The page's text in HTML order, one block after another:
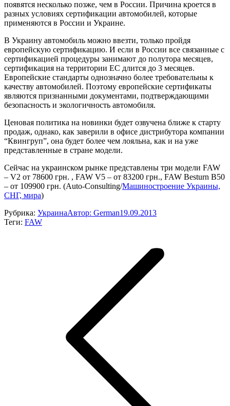
появятся несколько позже, чем в России. Причина кроется в
разных условиях сертификации автомобилей, которые
применяются в России и Украине.
В Украину автомобиль можно ввезти, только пройдя
европейскую сертификацию. И если в России все связанные с
сертификацией процедуры занимают до полутора месяцев,
сертификация на территории ЕС длится до 3 месяцев.
Европейские стандарты однозначно более требовательны к
качеству автомобилей. Поэтому европейские сертификаты
являются признанными документами, подтверждающими
безопасность и экологичность автомобиля.
Ценовая политика на новинки будет озвучена ближе к старту
продаж, однако, как заверили в офисе дистрибутора компании
“Квингруп”, она будет более чем лояльна, как и на уже
представленные в стране модели.
Сейчас на украинском рынке представлены три модели FAW
– V2 от 78600 грн. , FAW V5 – от 83200 грн., FAW Besturn B50
– от 109900 грн. (Auto-Consulting/Машиностроение Украины,
СНГ, мира)
Рубрика: УкраинаАвтор: German19.09.2013
Теги: FAW